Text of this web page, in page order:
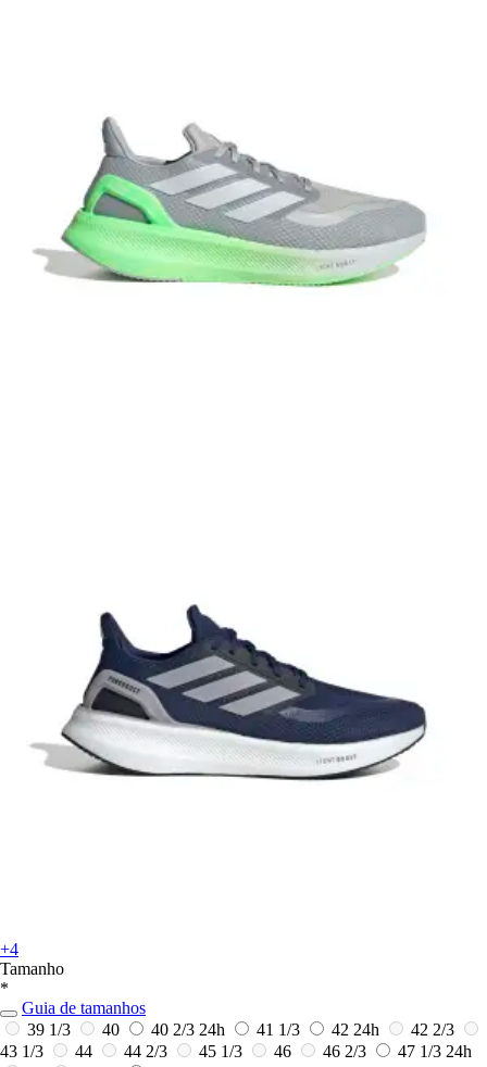
+4
Tamanho
*
Guia de tamanhos
39 1/3
40 40 2/3 24h 41 1/3 42 24h
42 2/3
43 1/3
44 44 2/3 45 1/3 46 46 2/3 47 1/3 24h